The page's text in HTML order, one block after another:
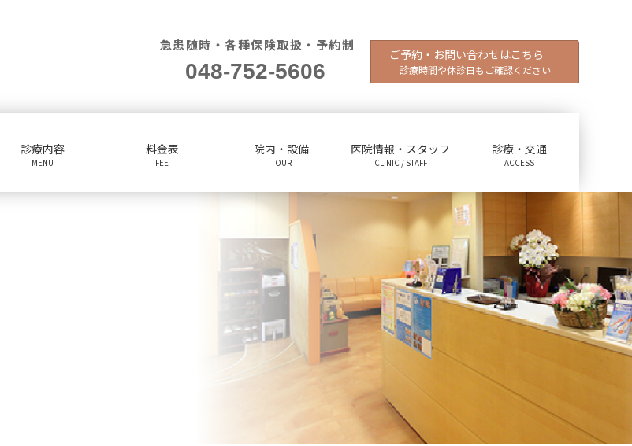
急患随時・各種保険取扱・予約制
048-752-5606
ご予約・お問い合わせはこちら
診療時間や休診日もご確認ください
診療内容
MENU
料金表
FEE
院内・設備
TOUR
医院情報・スタッフ
CLINIC / STAFF
診療・交通
ACCESS